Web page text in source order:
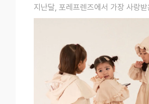
지난달, 포레프렌즈에서 가장 사랑